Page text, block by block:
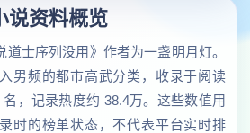
说资料概览
道士序列没用》作者为一盏明月灯。
男频的都市高武分类，收录于阅读
，记录热度约 38.4万。这些数值用
时的榜单状态，不代表平台实时排